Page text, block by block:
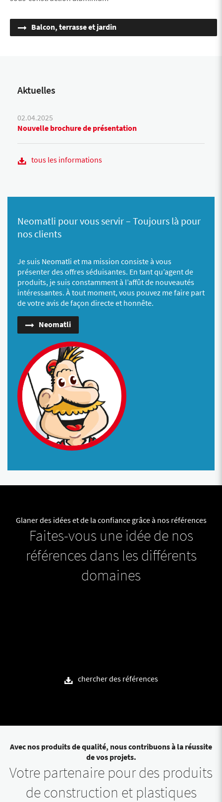
Balcon, terrasse et jardin
Aktuelles
02.04.2025
Nouvelle brochure de présentation
tous les informations
Neomatli pour vous servir – Toujours là pour
nos clients
Je suis Neomatli et ma mission consiste à vous
présenter des offres séduisantes. En tant qu’agent de
produits, je suis constamment à l’affût de nouveautés
intéressantes. À tout moment, vous pouvez me faire part
de votre avis de façon directe et honnête.
Neomatli
Glaner des idées et de la confiance grâce à nos références
Faites-vous une idée de nos
références dans les différents
domaines
chercher des références
Avec nos produits de qualité, nous contribuons à la réussite
de vos projets.
Votre partenaire pour des produits
de construction et plastiques